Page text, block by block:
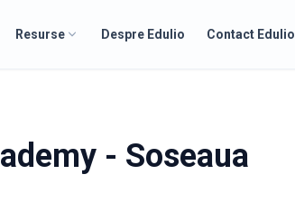
Resurse Despre Edulio Contact Edulio
- Soseaua